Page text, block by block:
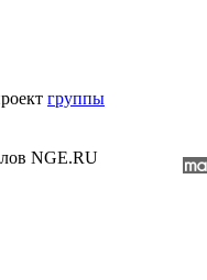
группы
NGE.RU